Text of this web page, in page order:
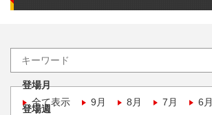
登場月
全て表示
9月 8月 7月 6月
登場週